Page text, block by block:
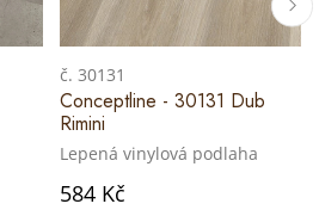
č. 30131
Conceptline - 30131 Dub
Rimini
Lepená vinylová podlaha
584 Kč